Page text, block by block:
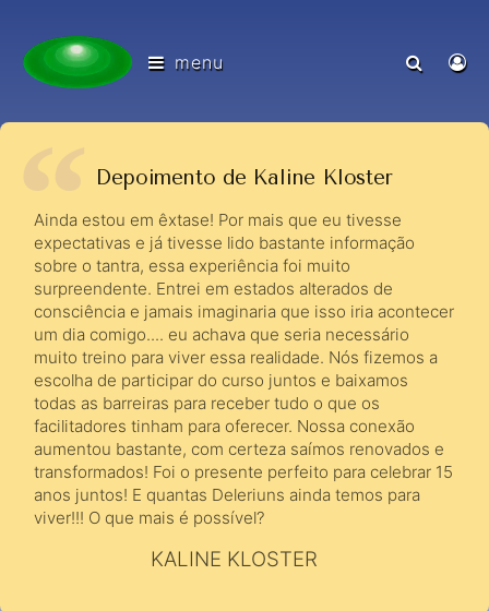
menu
Depoimento de Kaline Kloster
Ainda estou em êxtase! Por mais que eu tivesse
expectativas e já tivesse lido bastante informação
sobre o tantra, essa experiência foi muito
surpreendente. Entrei em estados alterados de
consciência e jamais imaginaria que isso iria acontecer
um dia comigo.... eu achava que seria necessário
muito treino para viver essa realidade. Nós fizemos a
escolha de participar do curso juntos e baixamos
todas as barreiras para receber tudo o que os
facilitadores tinham para oferecer. Nossa conexão
aumentou bastante, com certeza saímos renovados e
transformados! Foi o presente perfeito para celebrar 15
anos juntos! E quantas Deleriuns ainda temos para
viver!!! O que mais é possível?
KALINE KLOSTER